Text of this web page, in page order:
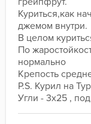
Куриться,как
джемом внутри.
В целом
По
нормально
Крепость
P.S. Курил на
Угли - 3x25 ,